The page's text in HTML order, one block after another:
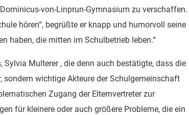
von-Linprun-Gymnasium zu verschaffen.
hören“, begrüßte er knapp und humorvoll seine
haben, die mitten im Schulbetrieb leben.“
Multerer , die denn auch bestätigte, dass die
sondern wichtige Akteure der Schulgemeinschaft
Zugang der Elternvertreter zur
für kleinere oder auch größere Probleme, die ein